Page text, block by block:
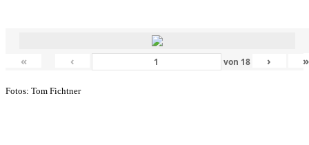
« ‹ von 18 › »
Fotos: Tom Fichtner